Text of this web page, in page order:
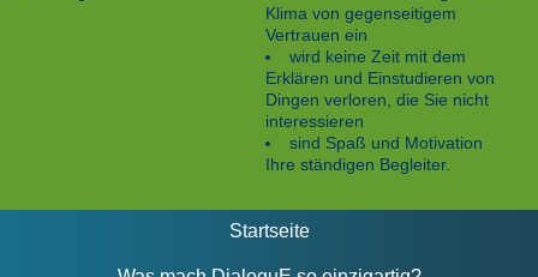
Klima von gegenseitigem
Vertrauen ein
wird keine Zeit mit dem
Erklären und Einstudieren von
Dingen verloren, die Sie nicht
interessieren
sind Spaß und Motivation
Ihre ständigen Begleiter.
Startseite